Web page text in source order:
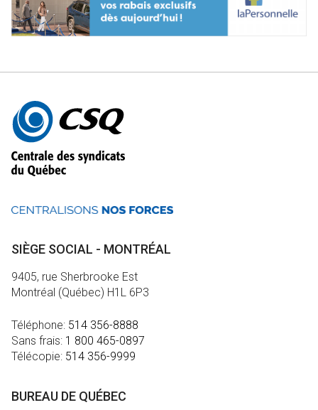
Autres
informations
SIÈGE SOCIAL - MONTRÉAL
9405, rue Sherbrooke Est
Montréal (Québec) H1L 6P3
Téléphone: 514 356-8888
Sans frais: 1 800 465-0897
Télécopie: 514 356-9999
BUREAU DE QUÉBEC